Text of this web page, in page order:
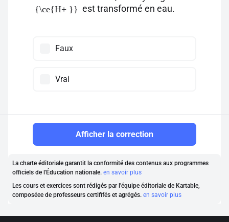
{\ce{H+ }} est transformé en eau.
Faux
Vrai
Afficher la correction
La charte éditoriale garantit la conformité des contenus aux programmes
officiels de l'Éducation nationale. en savoir plus
Les cours et exercices sont rédigés par l'équipe éditoriale de Kartable,
composéee de professeurs certififés et agrégés. en savoir plus